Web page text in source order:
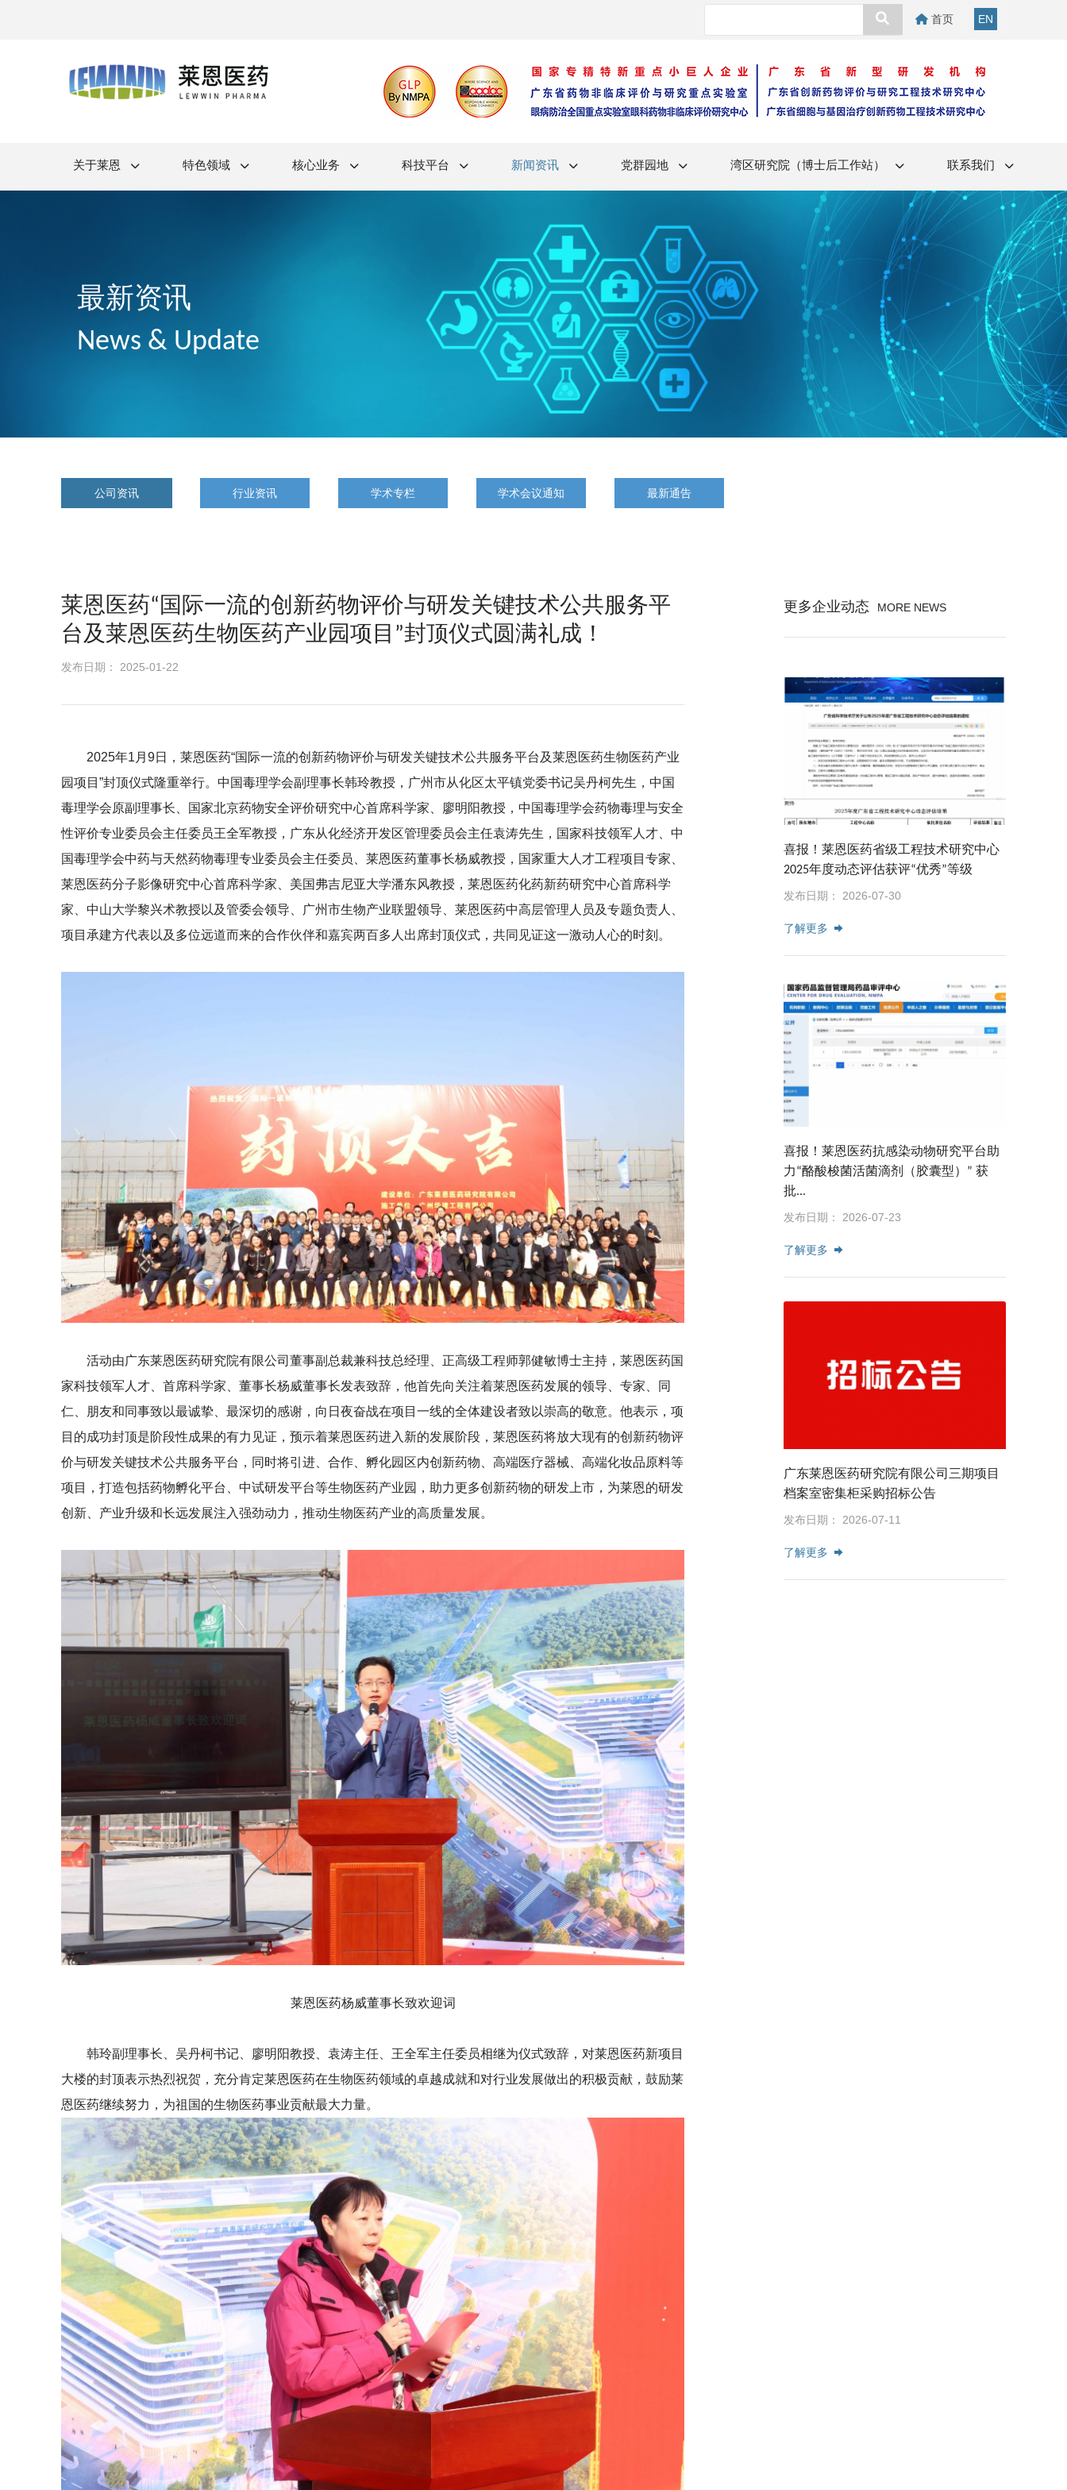
首页 EN
关于莱恩 特色领域 核心业务 科技平台 新闻资讯 党群园地 湾区研究院（博士后工作站） 联系我们
最新资讯
News & Update
公司资讯 行业资讯 学术专栏 学术会议通知 最新通告
莱恩医药“国际一流的创新药物评价与研发关键技术公共服务平
台及莱恩医药生物医药产业园项目”封顶仪式圆满礼成！
发布日期： 2025-01-22
2025年1月9日，莱恩医药“国际一流的创新药物评价与研发关键技术公共服务平台及莱恩医药生物医药产业
园项目”封顶仪式隆重举行。中国毒理学会副理事长韩玲教授，广州市从化区太平镇党委书记吴丹柯先生，中国
毒理学会原副理事长、国家北京药物安全评价研究中心首席科学家、廖明阳教授，中国毒理学会药物毒理与安全
性评价专业委员会主任委员王全军教授，广东从化经济开发区管理委员会主任袁涛先生，国家科技领军人才、中
国毒理学会中药与天然药物毒理专业委员会主任委员、莱恩医药董事长杨威教授，国家重大人才工程项目专家、
莱恩医药分子影像研究中心首席科学家、美国弗吉尼亚大学潘东风教授，莱恩医药化药新药研究中心首席科学
家、中山大学黎兴术教授以及管委会领导、广州市生物产业联盟领导、莱恩医药中高层管理人员及专题负责人、
项目承建方代表以及多位远道而来的合作伙伴和嘉宾两百多人出席封顶仪式，共同见证这一激动人心的时刻。
活动由广东莱恩医药研究院有限公司董事副总裁兼科技总经理、正高级工程师郭健敏博士主持，莱恩医药国
家科技领军人才、首席科学家、董事长杨威董事长发表致辞，他首先向关注着莱恩医药发展的领导、专家、同
仁、朋友和同事致以最诚挚、最深切的感谢，向日夜奋战在项目一线的全体建设者致以崇高的敬意。他表示，项
目的成功封顶是阶段性成果的有力见证，预示着莱恩医药进入新的发展阶段，莱恩医药将放大现有的创新药物评
价与研发关键技术公共服务平台，同时将引进、合作、孵化园区内创新药物、高端医疗器械、高端化妆品原料等
项目，打造包括药物孵化平台、中试研发平台等生物医药产业园，助力更多创新药物的研发上市，为莱恩的研发
创新、产业升级和长远发展注入强劲动力，推动生物医药产业的高质量发展。
莱恩医药杨威董事长致欢迎词
韩玲副理事长、吴丹柯书记、廖明阳教授、袁涛主任、王全军主任委员相继为仪式致辞，对莱恩医药新项目
大楼的封顶表示热烈祝贺，充分肯定莱恩医药在生物医药领域的卓越成就和对行业发展做出的积极贡献，鼓励莱
恩医药继续努力，为祖国的生物医药事业贡献最大力量。
更多企业动态 MORE NEWS
喜报！莱恩医药省级工程技术研究中心
2025年度动态评估获评“优秀”等级
发布日期： 2026-07-30
了解更多
喜报！莱恩医药抗感染动物研究平台助
力“酪酸梭菌活菌滴剂（胶囊型）” 获
批...
发布日期： 2026-07-23
了解更多
广东莱恩医药研究院有限公司三期项目
档案室密集柜采购招标公告
发布日期： 2026-07-11
了解更多